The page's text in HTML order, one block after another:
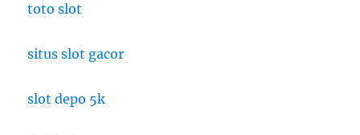
toto slot
situs slot gacor
slot depo 5k